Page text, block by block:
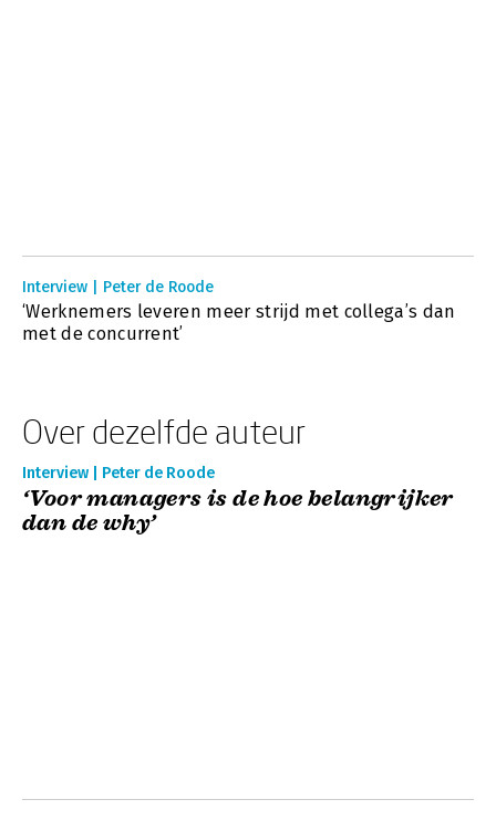
Interview | Peter de Roode
‘Werknemers leveren meer strijd met collega’s dan
met de concurrent’
Over dezelfde auteur
Interview | Peter de Roode
‘Voor managers is de hoe belangrijker
dan de why’